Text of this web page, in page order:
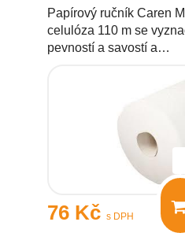
Papírový ručník Caren
celulóza 110 m se
pevností a savostí a…
76 Kč s DPH